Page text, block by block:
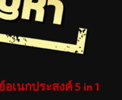
เนกประสงค์ 5 in 1